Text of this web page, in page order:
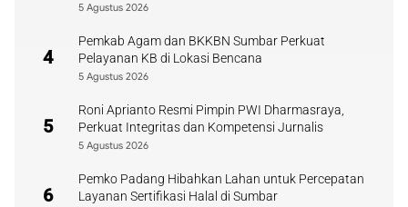
5 Agustus 2026
4
Pemkab Agam dan BKKBN Sumbar Perkuat
Pelayanan KB di Lokasi Bencana
5 Agustus 2026
5
Roni Aprianto Resmi Pimpin PWI Dharmasraya,
Perkuat Integritas dan Kompetensi Jurnalis
5 Agustus 2026
6
Pemko Padang Hibahkan Lahan untuk Percepatan
Layanan Sertifikasi Halal di Sumbar